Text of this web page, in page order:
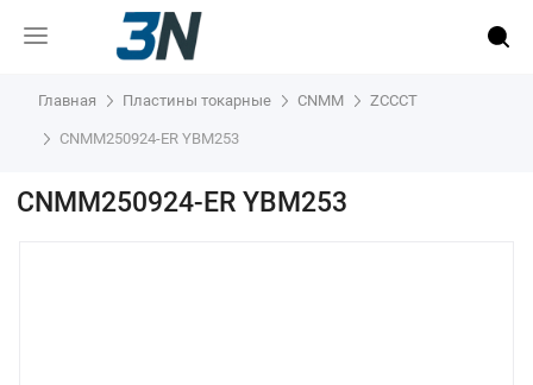
Главная Пластины токарные CNMM ZCCCT
CNMM250924-ER YBM253
CNMM250924-ER YBM253